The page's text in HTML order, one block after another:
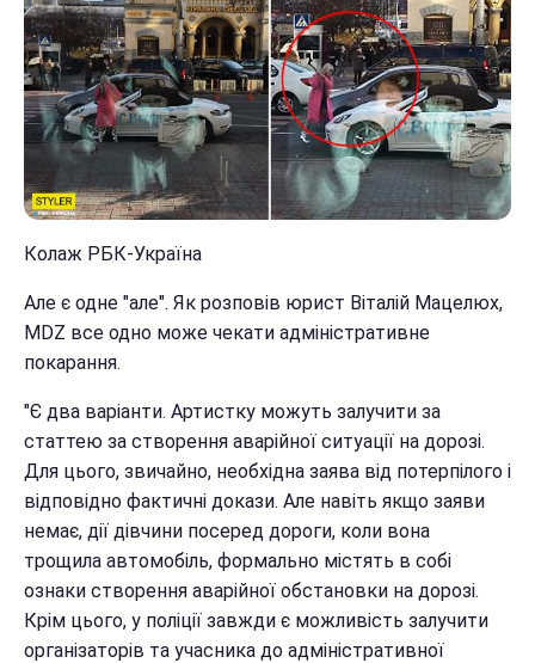
Колаж РБК-Україна
Але є одне "але". Як розповів юрист Віталій Мацелюх,
MDZ все одно може чекати адміністративне
покарання.
"Є два варіанти. Артистку можуть залучити за
статтею за створення аварійної ситуації на дорозі.
Для цього, звичайно, необхідна заява від потерпілого і
відповідно фактичні докази. Але навіть якщо заяви
немає, дії дівчини посеред дороги, коли вона
трощила автомобіль, формально містять в собі
ознаки створення аварійної обстановки на дорозі.
Крім цього, у поліції завжди є можливість залучити
організаторів та учасника до адміністративної